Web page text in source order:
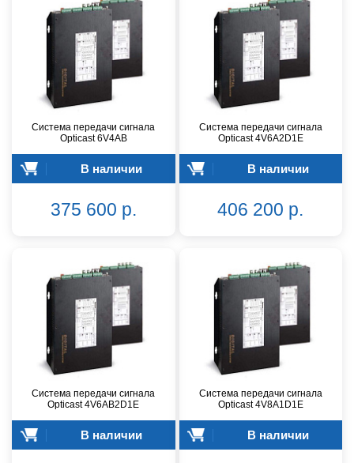
Система передачи сигнала
Opticast 6V4AB
В наличии
375 600 р.
Система передачи сигнала
Opticast 4V6A2D1E
В наличии
406 200 р.
Система передачи сигнала
Opticast 4V6AB2D1E
В наличии
Система передачи сигнала
Opticast 4V8A1D1E
В наличии